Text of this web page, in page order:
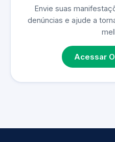
Envie suas
denúncias e ajude a
Acessar